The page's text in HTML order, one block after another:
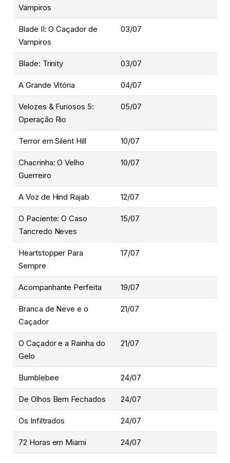
Vampiros
Blade II: O Caçador de
Vampiros
03/07
Blade: Trinity 03/07
A Grande Vitória 04/07
Velozes & Furiosos 5:
Operação Rio
05/07
Terror em Silent Hill 10/07
Chacrinha: O Velho
Guerreiro
10/07
A Voz de Hind Rajab 12/07
O Paciente: O Caso
Tancredo Neves
15/07
Heartstopper Para
Sempre
17/07
Acompanhante Perfeita 19/07
Branca de Neve e o
Caçador
21/07
O Caçador e a Rainha do
Gelo
21/07
Bumblebee 24/07
De Olhos Bem Fechados 24/07
Os Infiltrados 24/07
72 Horas em Miami 24/07